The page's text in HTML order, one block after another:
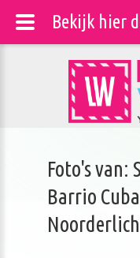
Foto's van:
Barrio
Bekijk hier